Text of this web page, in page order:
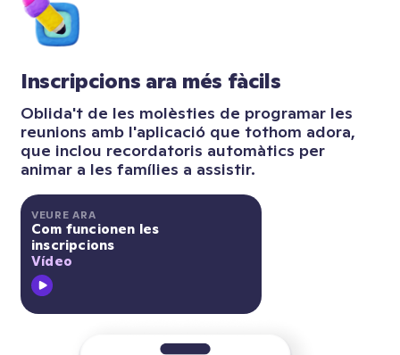
Inscripcions ara més fàcils
Oblida't de les molèsties de programar les
reunions amb l'aplicació que tothom adora,
que inclou recordatoris automàtics per
animar a les famílies a assistir.
VEURE ARA
Com funcionen les
inscripcions
Vídeo